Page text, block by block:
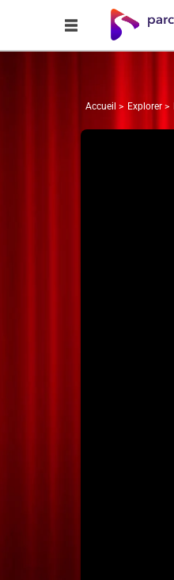
Accueil Explorer